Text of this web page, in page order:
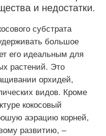
и недостатки.
субстрата
большое
его идеальным для
растений. Это
орхидей,
видов. Кроме
кокосовый
аэрацию корней,
развитию, –